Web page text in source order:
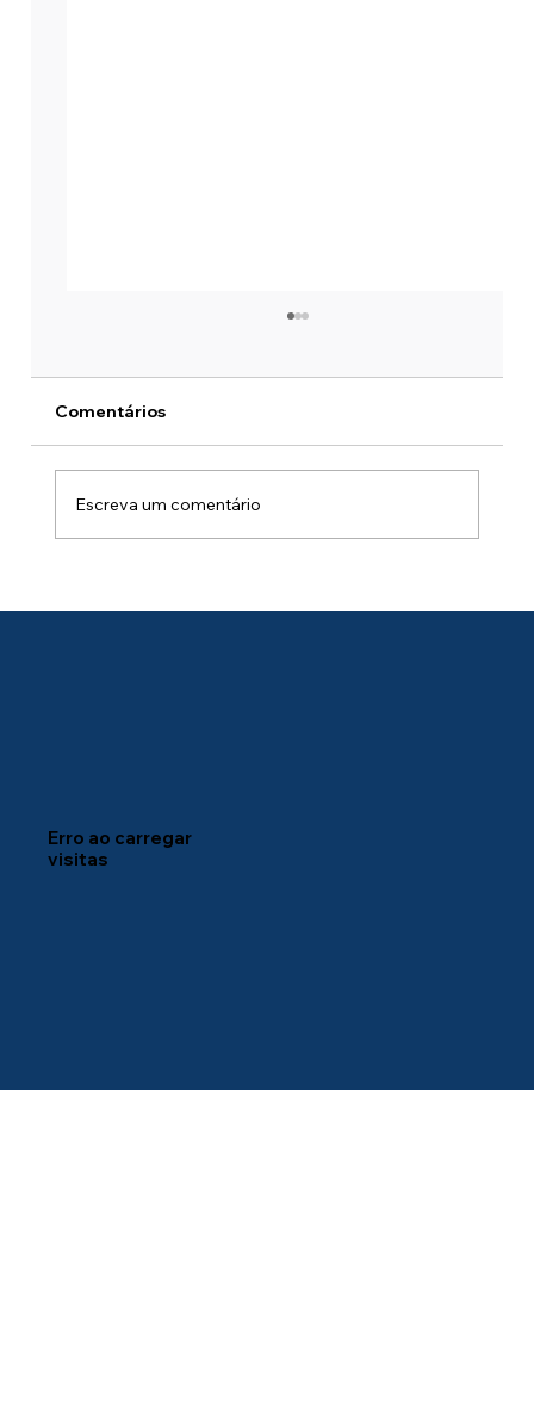
Erro ao carregar
visitas
Comentários
Escreva um comentário